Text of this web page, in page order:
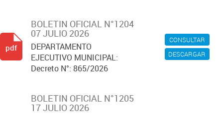
CONSULTAR
DESCARGAR
BOLETIN OFICIAL N°1204
07 JULIO 2026
DEPARTAMENTO
EJECUTIVO MUNICIPAL:
Decreto N°: 865/2026
pdf
BOLETIN OFICIAL N°1205
17 JULIO 2026